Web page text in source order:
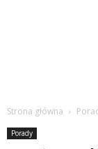
Strona główna
Porady